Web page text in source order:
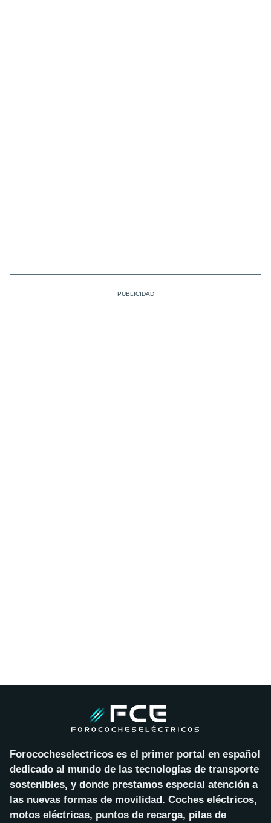
Forococheselectricos es el primer portal en español
dedicado al mundo de las tecnologías de transporte
sostenibles, y donde prestamos especial atención a
las nuevas formas de movilidad. Coches eléctricos,
motos eléctricas, puntos de recarga, pilas de